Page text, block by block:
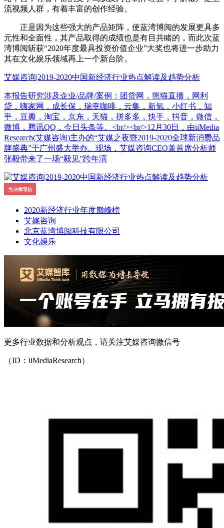
流视频人群，有着丰富的创作经验。
正是因为这些强大的产品矩阵，使蓝湾博阅的发展更具多
元性和全面性，其产品取得的成绩也是有目共睹的，而此次蓝
湾博阅斩获“2020年度最具投资价值企业”大奖也将进一步助力
其在文化娱乐领域再上一个新台阶。
艾媒咨询|2019-2020中国新经济行业热点解读及趋势分析
本报告研究涉及企业/品牌/案例：团贷网，熊猫直播，网利
贷，嗨家网，成长保，瑞幸咖啡，云集，新氧，小红书，知
乎，豆瓣，淘宝，京东，天猫，拼多多，快手，抖音，微信，
微博，腾讯QQ，今日头条等。<br/><br/>12月30日，由iiMedia
Research(艾媒咨询)主办的“艾媒之夜暨2019-2020全球新消费品
牌盛典”于广州盛大举办。现场，艾媒咨询CEO兼首席分析师
张毅带来了一场“毅见”跨年演
2020新经济行业年度巅峰榜
艾媒咨询
北京蓝湾博阅科技有限公司
文化娱乐
更多行业数据和分析观点，请关注艾媒咨询微信号
（ID：iiMediaResearch）